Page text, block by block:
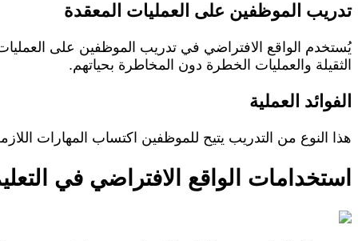
تدريب الموظفين على العمليات المعقدة
يُستخدم الواقع الافتراضي في تدريب الموظفين على
الثقيلة والعمليات الخطرة دون المخاطرة بحياتهم.
الفوائد العملية
هذا النوع من التدريب يتيح للموظفين اكتساب المهارات
استخدامات الواقع الافتراضي في